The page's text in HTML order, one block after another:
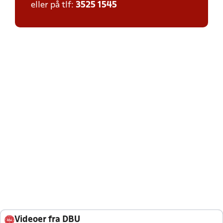
eller på tlf: 3525 1545
Videoer fra DBU